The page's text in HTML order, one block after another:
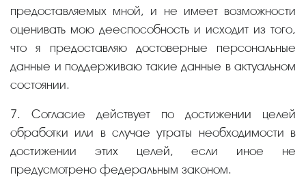
предоставляемых мной, и не имеет возможности
оценивать мою дееспособность и исходит из того,
что я предоставляю достоверные персональные
данные и поддерживаю такие данные в актуальном
состоянии.
7. Согласие действует по достижении целей
обработки или в случае утраты необходимости в
достижении этих целей, если иное не
предусмотрено федеральным законом.